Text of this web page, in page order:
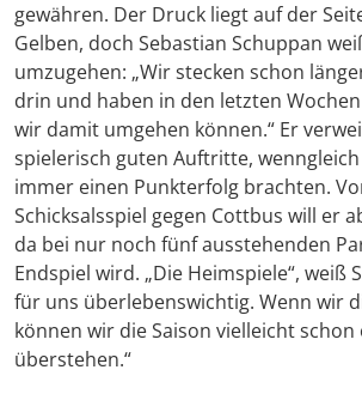
gewähren. Der Druck liegt auf der
Gelben, doch Sebastian Schuppan
umzugehen: „Wir stecken schon
drin und haben in den letzten
wir damit umgehen können.“ Er
spielerisch guten Auftritte,
immer einen Punkterfolg brachten.
Schicksalsspiel gegen Cottbus will er
da bei nur noch fünf ausstehenden
Endspiel wird. „Die Heimspiele“, weiß
für uns überlebenswichtig. Wenn wir
können wir die Saison vielleicht schon
überstehen.“